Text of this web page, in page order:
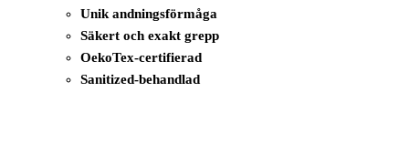
Unik andningsförmåga
Säkert och exakt grepp
OekoTex-certifierad
Sanitized-behandlad